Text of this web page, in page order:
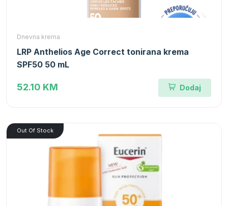
Dnevna krema
LRP Anthelios Age Correct tonirana krema
SPF50 50 mL
52.10 KM Dodaj
Out Of Stock